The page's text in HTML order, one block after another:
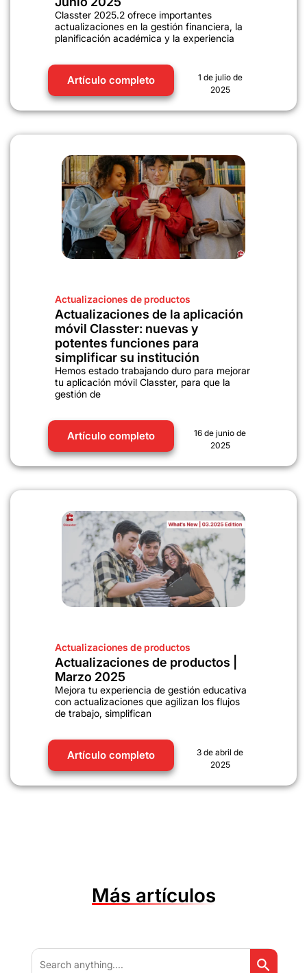
Classter 2025.2 ofrece importantes
actualizaciones en la gestión financiera, la
planificación académica y la experiencia
Artículo completo
1 de julio de
2025
Actualizaciones de productos
Actualizaciones de la aplicación
móvil Classter: nuevas y
potentes funciones para
simplificar su institución
Hemos estado trabajando duro para mejorar
tu aplicación móvil Classter, para que la
gestión de
Artículo completo
16 de junio de
2025
Actualizaciones de productos
Actualizaciones de productos |
Marzo 2025
Mejora tu experiencia de gestión educativa
con actualizaciones que agilizan los flujos
de trabajo, simplifican
Artículo completo
3 de abril de
2025
Más artículos
Buscar: Botón de